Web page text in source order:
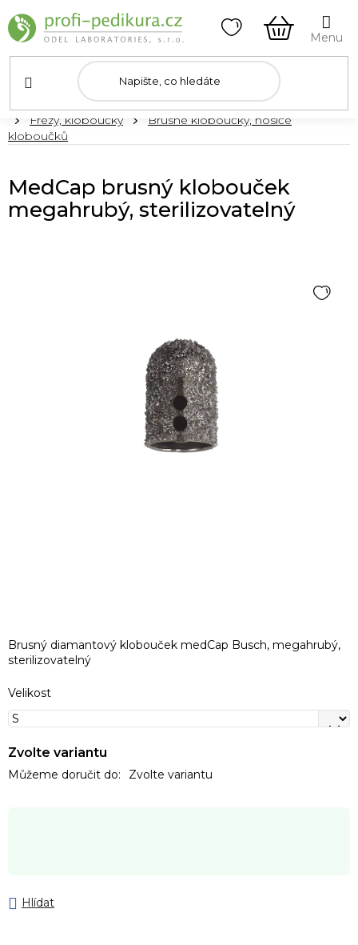
na
obsah
NÁKUPNÍ
KOŠÍK
DomůFrézy, kloboučky
Brusné kloboučky, nosiče
kloboučků
Brusný diamantový klobouček medCap Busch, megahrubý,
sterilizovatelný
Velikost
Zvolte variantu
Můžeme doručit do: Zvolte variantu
Hlídat
MedCap brusný klobouček
megahrubý, sterilizovatelný